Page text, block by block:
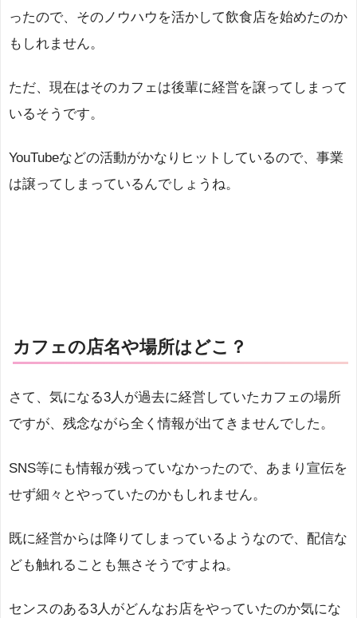
ったので、そのノウハウを活かして飲食店を始めたのか
もしれません。
ただ、現在はそのカフェは後輩に経営を譲ってしまって
いるそうです。
YouTubeなどの活動がかなりヒットしているので、事業
は譲ってしまっているんでしょうね。
カフェの店名や場所はどこ？
さて、気になる3人が過去に経営していたカフェの場所
ですが、残念ながら全く情報が出てきませんでした。
SNS等にも情報が残っていなかったので、あまり宣伝を
せず細々とやっていたのかもしれません。
既に経営からは降りてしまっているようなので、配信な
ども触れることも無さそうですよね。
センスのある3人がどんなお店をやっていたのか気にな